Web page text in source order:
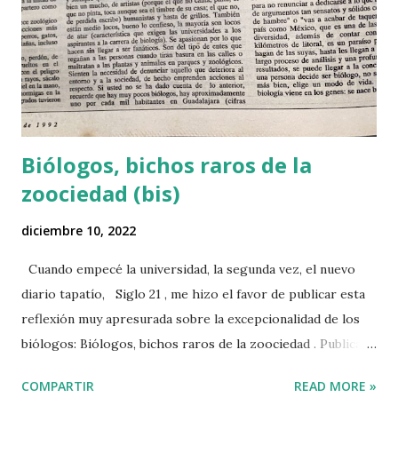
relación con la naturaleza. Por ejemplo, ¿te has preguntado
de dónde traen las verduras y frutas que compras en el
tianguis o el supermercado y cuál es el impacto ambiental
de su producción? El desmonte para establecer parcelas
de cultivo,...
Biólogos, bichos raros de la
zoociedad (bis)
diciembre 10, 2022
Cuando empecé la universidad, la segunda vez, el nuevo
diario tapatío, Siglo 21 , me hizo el favor de publicar esta
reflexión muy apresurada sobre la excepcionalidad de los
biólogos: Biólogos, bichos raros de la zoociedad . Publicado
autor le faltaba aprender a usar las comas y experiencia en
COMPARTIR READ MORE »